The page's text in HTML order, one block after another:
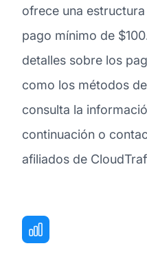
ofrece una
pago mínimo de
detalles sobre los
como los métodos
consulta la
continuación o
afiliados de